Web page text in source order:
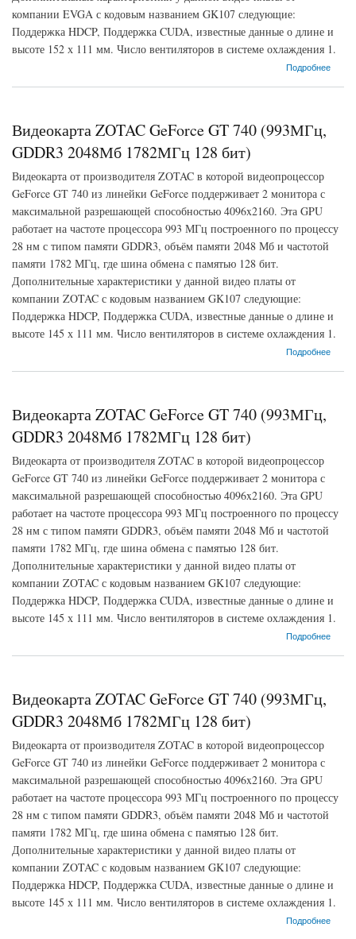
компании EVGA с кодовым названием GK107 следующие:
Поддержка HDCP, Поддержка CUDA, известные данные о длине и
высоте 152 х 111 мм. Число вентиляторов в системе охлаждения 1.
Подробнее
о Видеокарта EVGA GeForce GT 740 (1059МГц, GDDR3 2048Мб 1782МГц 128 бит)
Видеокарта ZOTAC GeForce GT 740 (993МГц,
GDDR3 2048Мб 1782МГц 128 бит)
Видеокарта от производителя ZOTAC в которой видеопроцессор
GeForce GT 740 из линейки GeForce поддерживает 2 монитора с
максимальной разрешающей способностью 4096x2160. Эта GPU
работает на частоте процессора 993 МГц построенного по процессу
28 нм с типом памяти GDDR3, объём памяти 2048 Мб и частотой
памяти 1782 МГц, где шина обмена с памятью 128 бит.
Дополнительные характеристики у данной видео платы от
компании ZOTAC с кодовым названием GK107 следующие:
Поддержка HDCP, Поддержка CUDA, известные данные о длине и
высоте 145 х 111 мм. Число вентиляторов в системе охлаждения 1.
Подробнее
о Видеокарта ZOTAC GeForce GT 740 (993МГц, GDDR3 2048Мб 1782МГц 128 бит)
Видеокарта ZOTAC GeForce GT 740 (993МГц,
GDDR3 2048Мб 1782МГц 128 бит)
Видеокарта от производителя ZOTAC в которой видеопроцессор
GeForce GT 740 из линейки GeForce поддерживает 2 монитора с
максимальной разрешающей способностью 4096x2160. Эта GPU
работает на частоте процессора 993 МГц построенного по процессу
28 нм с типом памяти GDDR3, объём памяти 2048 Мб и частотой
памяти 1782 МГц, где шина обмена с памятью 128 бит.
Дополнительные характеристики у данной видео платы от
компании ZOTAC с кодовым названием GK107 следующие:
Поддержка HDCP, Поддержка CUDA, известные данные о длине и
высоте 145 х 111 мм. Число вентиляторов в системе охлаждения 1.
Подробнее
о Видеокарта ZOTAC GeForce GT 740 (993МГц, GDDR3 2048Мб 1782МГц 128 бит)
Видеокарта ZOTAC GeForce GT 740 (993МГц,
GDDR3 2048Мб 1782МГц 128 бит)
Видеокарта от производителя ZOTAC в которой видеопроцессор
GeForce GT 740 из линейки GeForce поддерживает 2 монитора с
максимальной разрешающей способностью 4096x2160. Эта GPU
работает на частоте процессора 993 МГц построенного по процессу
28 нм с типом памяти GDDR3, объём памяти 2048 Мб и частотой
памяти 1782 МГц, где шина обмена с памятью 128 бит.
Дополнительные характеристики у данной видео платы от
компании ZOTAC с кодовым названием GK107 следующие:
Поддержка HDCP, Поддержка CUDA, известные данные о длине и
высоте 145 х 111 мм. Число вентиляторов в системе охлаждения 1.
Подробнее
о Видеокарта ZOTAC GeForce GT 740 (993МГц, GDDR3 2048Мб 1782МГц 128 бит)